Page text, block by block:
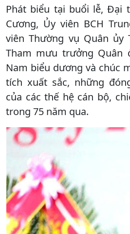
Phát biểu tại buổi lễ, Đại
Cương, Ủy viên BCH
viên Thường vụ Quân ủy
Tham mưu trưởng Quân
Nam biểu dương và chúc
tích xuất sắc, những
của các thế hệ cán bộ,
trong 75 năm qua.